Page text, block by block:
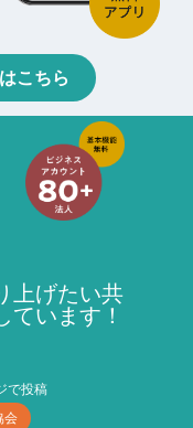
こちら
上げたい共
います！
で投稿